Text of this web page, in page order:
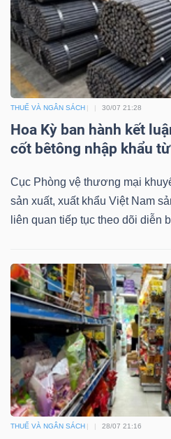
THUẾ VÀ NGÂN SÁCH 30/07 21:28
Hoa Kỳ ban hành kết
cốt bêtông nhập khẩu
Cục Phòng vệ thương mại
sản xuất, xuất khẩu Việt Nam
liên quan tiếp tục theo dõi diễn
THUẾ VÀ NGÂN SÁCH 28/07 21:16